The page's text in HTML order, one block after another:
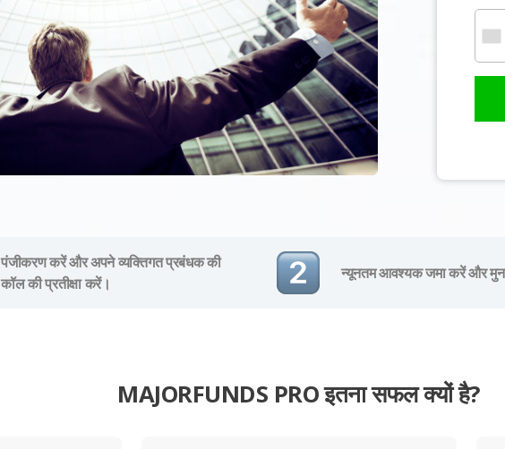
पंजीकरण करें और अपने व्यक्तिगत प्रबंधक की
कॉल की प्रतीक्षा करें।
न्यूनतम आवश्यक जमा करें और
MAJORFUNDS PRO इतना सफल क्यों है?